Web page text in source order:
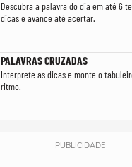
Descubra a palavra do dia em até 6
dicas e avance até acertar.
PALAVRAS CRUZADAS
Interprete as dicas e monte o
ritmo.
PUBLICIDADE